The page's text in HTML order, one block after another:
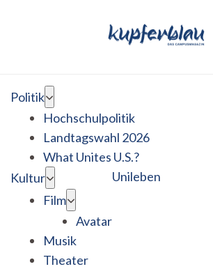
Politik
Hochschulpolitik
Landtagswahl 2026
What Unites U.S.?
Kultur
Film
Avatar
Musik
Theater
Unileben